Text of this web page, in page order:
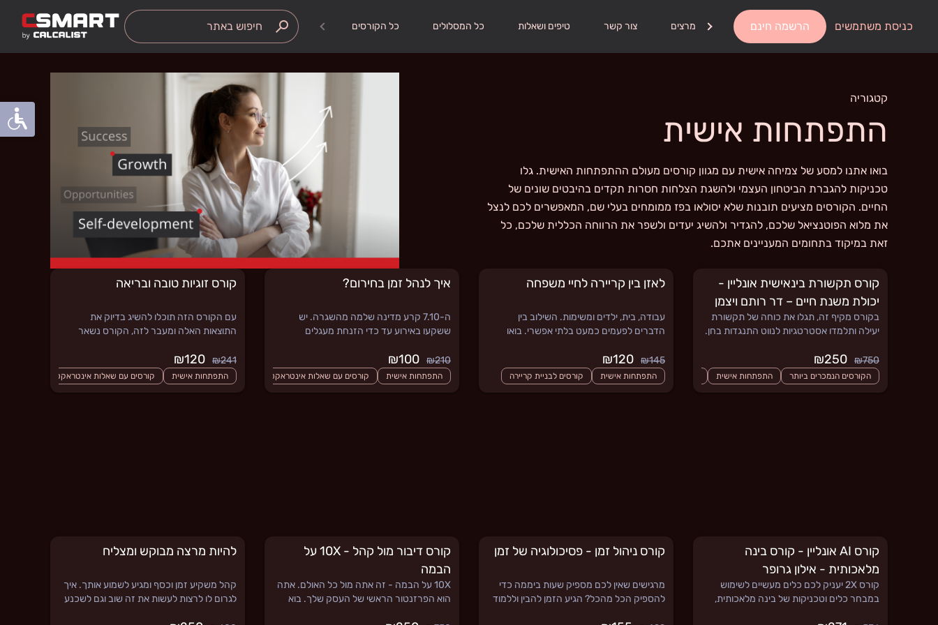
search כל הקורסים כל המסלולים טיפים ושאלות צור קשר מרצים אודותהרשמה חינם כניסת משתמשים
קטגוריה
התפתחות אישית
בואו אתנו למסע של צמיחה אישית עם מגוון קורסים מעולם ההתפתחות האישית. גלו
טכניקות להגברת הביטחון העצמי ולהשגת הצלחות חסרות תקדים בהיבטים שונים של
החיים. הקורסים מציעים תובנות שלא יסולאו בפז ממומחים בעלי שם, המאפשרים לכם לנצל
את מלוא הפוטנציאל שלכם, להגדיר ולהשיג יעדים ולשפר את הרווחה הכללית שלכם, כל
זאת במיקוד בתחומים המעניינים אתכם.
קורס תקשורת בינאישית אונליין -
יכולת משנת חיים – דר רותם ויצמן
בקורס מקיף זה, תגלו את כוחה של תקשורת
יעילה ותלמדו אסטרטגיות לנווט התנגדות בחן.
₪750
הקורסים הנמכרים ביותר התפתחות אישית קורסים חדשים קורסים עם שאלות אינטראקטיביות
לאזן בין קריירה לחיי משפחה
עבודה, בית, ילדים ומשימות. השילוב בין
הדברים לפעמים כמעט בלתי אפשרי. בואו
להגדיל את הזמינות הרגשית שלכם וכך לדעת
להתנהל נכון בשילוב בין עבודה וחיים אישיים
₪145
התפתחות אישית קורסים לבניית קריירה
איך לנהל זמן בחירום?
ה-7.10 קרע מדינה שלמה מהשגרה. יש
ששקעו באירוע עד כדי הזנחת מעגלים
של חוסר מוטיבציה וקשב שכולו במסכים.
בקורס נלמד איך להתמודד עם מצבי הקיצון
האלה
₪210
התפתחות אישית קורסים עם שאלות אינטראקטיביות
קורס זוגיות טובה ובריאה
עם הקורס הזה תוכלו להשיג בדיוק את
התוצאות האלה ומעבר לזה, הקורס נשאר
פשוט תפתחו אותו, תצפו בו ותיזכרו מה לעשות.
₪241
התפתחות אישית קורסים עם שאלות אינטראקטיביות
קורס AI אונליין - קורס בינה
מלאכותית - אילון גרופר
קורס 2X יעניק לכם כלים מעשיים לשימוש
במבחר כלים וטכניקות של בינה מלאכותית,
קורס ניהול זמן - פסיכולוגיה של זמן
מרגישים שאין לכם מספיק שעות ביממה כדי
להספיק הכל מהכל? הגיע הזמן להבין וללמוד
קורס דיבור מול קהל - 10X על
הבמה
10X על הבמה - זה אתה מול כל האולם. אתה
הוא הפרזנטור הראשי של העסק שלך. בוא
להיות מרצה מבוקש ומצליח
קהל משקיע זמן וכסף ומגיע לשמוע אותך. איך
לגרום לו לרצות לעשות את זה שוב וגם לשכנע